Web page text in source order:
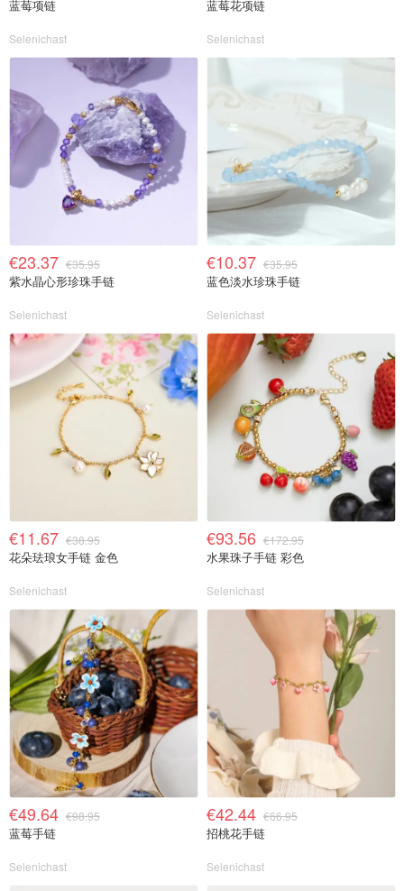
蓝莓项链
Selenichast
蓝莓花项链
Selenichast
€23.37 €35.95
紫水晶心形珍珠手链
Selenichast
€10.37 €35.95
蓝色淡水珍珠手链
Selenichast
€11.67 €38.95
花朵珐琅女手链 金色
Selenichast
€93.56 €172.95
水果珠子手链 彩色
Selenichast
€49.64 €98.95
蓝莓手链
Selenichast
€42.44 €66.95
招桃花手链
Selenichast